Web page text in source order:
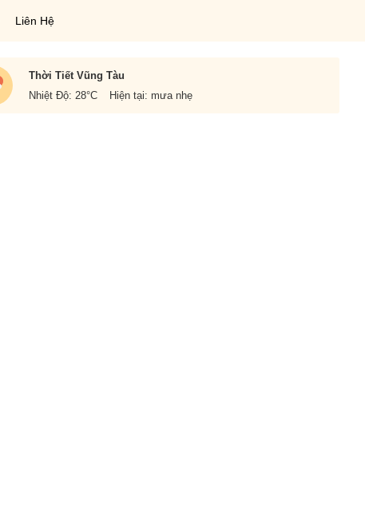
Liên Hệ
Thời Tiết Vũng Tàu
Nhiệt Độ: 28°C Hiện tại: mưa nhẹ